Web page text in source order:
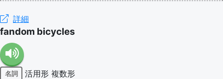
詳細
fandom bicycles
名詞 活用形 複数形